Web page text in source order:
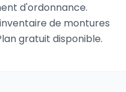
d'ordonnance.
de montures
gratuit disponible.